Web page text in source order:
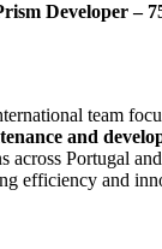
Developer –
team
and
across Portugal
efficiency and